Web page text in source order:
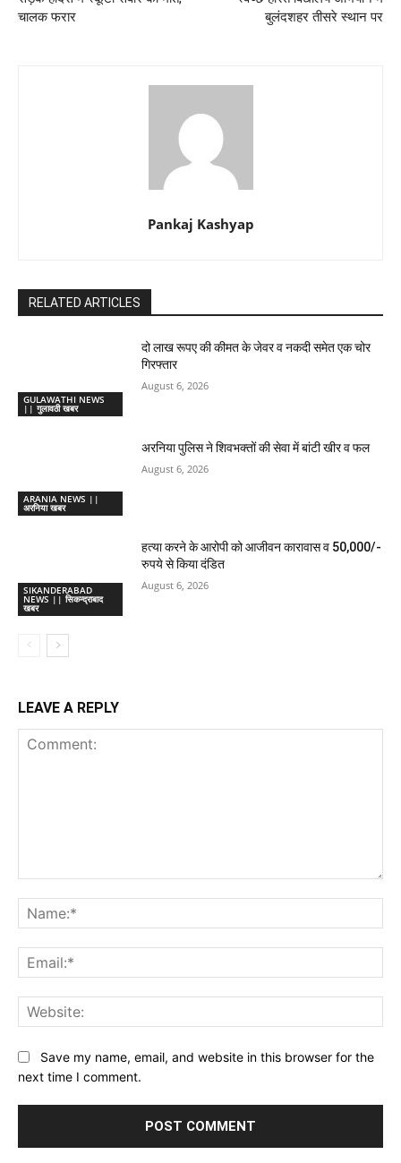
चालक फरार
बुलंदशहर तीसरे स्थान पर
Pankaj Kashyap
RELATED ARTICLES
GULAWATHI NEWS
|| गुलावठी खबर
दो लाख रूपए की कीमत के जेवर व नकदी समेत एक चोर
गिरफ्तार
August 6, 2026
ARANIA NEWS ||
अरनिया खबर
अरनिया पुलिस ने शिवभक्तों की सेवा में बांटी खीर व फल
August 6, 2026
SIKANDERABAD
NEWS || सिकन्द्राबाद
खबर
हत्या करने के आरोपी को आजीवन कारावास व 50,000/-
रुपये से किया दंडित
August 6, 2026
LEAVE A REPLY
Save my name, email, and website in this browser for the
next time I comment.